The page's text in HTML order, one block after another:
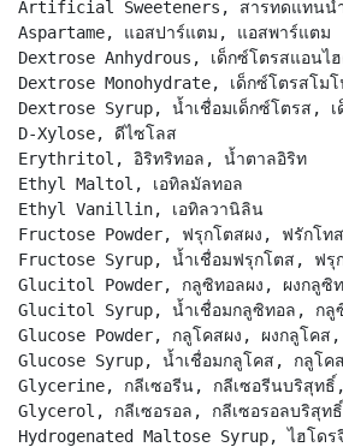
Artificial Sweeteners, สารทดแทนน้
Aspartame, แอสปาร์แตม, แอสพาร์แตม
Dextrose Anhydrous, เด็กซ์โตรสแอนไ
Dextrose Monohydrate, เด็กซ์โตรสโมโ
Dextrose Syrup, น้ำเชื่อมเด็กซ์โตรส, เ
D-Xylose, ดีไซโลส
Erythritol, อิริทริทอล, น้ำตาลอิริท
Ethyl Maltol, เอทิลมัลทอล
Ethyl Vanillin, เอทิลวานิลิน
Fructose Powder, ฟรุกโตสผง, ฟรักโทส
Fructose Syrup, น้ำเชื่อมฟรุกโตส, ฟรุ
Glucitol Powder, กลูซิทอลผง, ผงกลูซิ
Glucitol Syrup, น้ำเชื่อมกลูซิทอล, กลู
Glucose Powder, กลูโคสผง, ผงกลูโคส
Glucose Syrup, น้ำเชื่อมกลูโคส, กลูโค
Glycerine, กลีเซอรีน, กลีเซอรีนบริสุทธิ์
Glycerol, กลีเซอรอล, กลีเซอรอลบริสุท
Hydrogenated Maltose Syrup, ไฮโดร